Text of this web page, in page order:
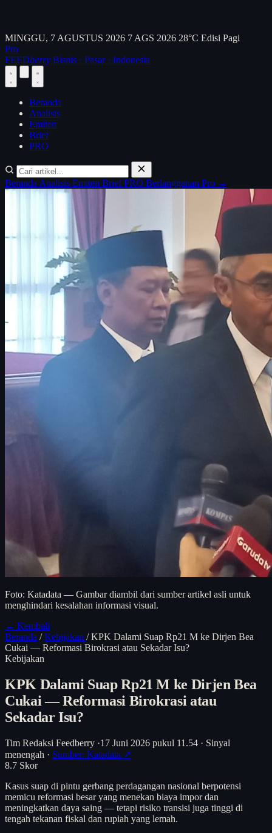
MINGGU, 7 AGUSTUS 2026 7 AGS 2026 28°C Edisi Pagi
Pro
FEEDberry Bisnis · Pasar · Indonesia
Beranda
Analisis
Emiten
Brief
PRO
Beranda Analisis Emiten BriefPRO Berlangganan Pro →
Foto: Katadata — Gambar diambil dari sumber artikel asli untuk
menghindari kesalahan informasi visual.
← Kembali
Beranda / Kebijakan / KPK Dalami Suap Rp21 M ke Dirjen Bea
Cukai — Reformasi Birokrasi atau Sekadar Isu?
Kebijakan
KPK Dalami Suap Rp21 M ke Dirjen Bea
Cukai — Reformasi Birokrasi atau
Sekadar Isu?
Tim Redaksi Feedberry ·17 Juni 2026 pukul 11.54 · Sinyal
menengah · Sumber: Katadata ↗
8.7 Skor
Kasus suap di pintu gerbang perdagangan nasional berpotensi
memicu reformasi besar yang menekan biaya impor dan
meningkatkan daya saing — tetapi risiko transisi juga tinggi di
tengah tekanan fiskal dan rupiah yang lemah.